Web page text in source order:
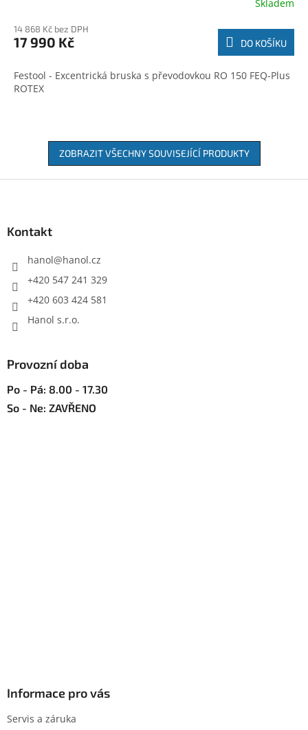
Skladem
14 868 Kč bez DPH
17 990 Kč DO KOŠÍKU
Festool - Excentrická bruska s převodovkou RO 150 FEQ-Plus
ROTEX
ZOBRAZIT VŠECHNY SOUVISEJÍCÍ PRODUKTY
Kontakt
hanol@hanol.cz
+420 547 241 329
+420 603 424 581
Hanol s.r.o.
Provozní doba
Po - Pá: 8.00 - 17.30
So - Ne: ZAVŘENO
Informace pro vás
Servis a záruka